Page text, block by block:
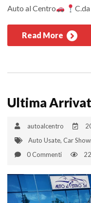
Auto al Centro
Read More
Ultima
autoalcentro
Auto Usate, Car
0 Commenti